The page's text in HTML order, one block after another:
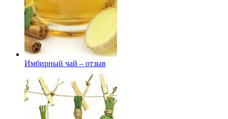
Имбирный чай – отзыв